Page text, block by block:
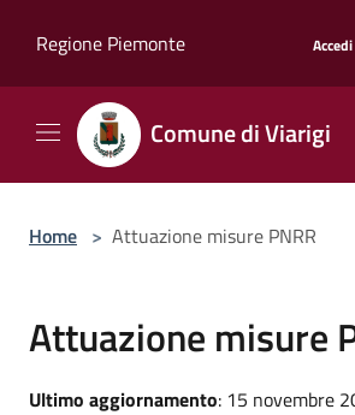
Regione Piemonte
Comune di Viarigi
Home > Attuazione misure PNRR
Attuazione misure
Ultimo aggiornamento: 15 novembre